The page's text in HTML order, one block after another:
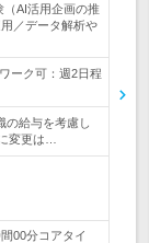
（AI活用企画の推
／データ解析や
ーク可：週2日程
の給与を考慮し
変更は…
00分コアタイ